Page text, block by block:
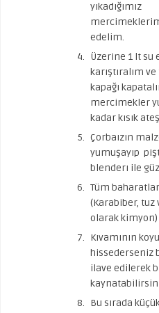
yıkadığımız
edelim.
Üzerine 1 lt su
karıştıralım
kapağı
mercimekler
kadar kısık
Çorbaızın
yumuşayıp
blenderı ile
Tüm
(Karabiber, tuz
olarak kimyon)
Kıvamının
hissederseniz
ilave edilerek
Bu sırada